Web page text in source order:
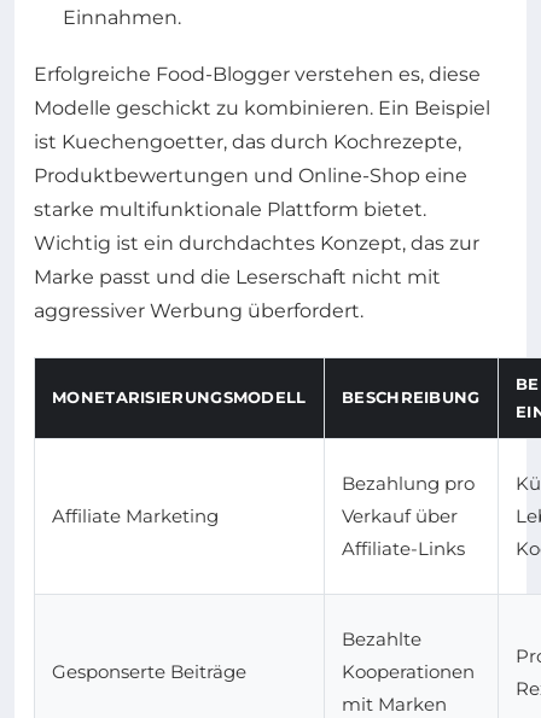
Einnahmen.
Erfolgreiche Food-Blogger verstehen es, diese
Modelle geschickt zu kombinieren. Ein Beispiel
ist Kuechengoetter, das durch Kochrezepte,
Produktbewertungen und Online-Shop eine
starke multifunktionale Plattform bietet.
Wichtig ist ein durchdachtes Konzept, das zur
Marke passt und die Leserschaft nicht mit
aggressiver Werbung überfordert.
MONETARISIERUNGSMODELL BESCHREIBUNG
Affiliate Marketing
Bezahlung pro
Verkauf über
Affiliate-Links
Gesponserte Beiträge
Bezahlte
Kooperationen
mit Marken